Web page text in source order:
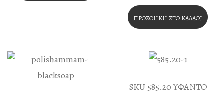
ΠΡΟΣΘΉΚΗ ΣΤΟ ΚΑΛΆΘΙ
SKU 585.20 ΥΦΑΝΤΟ